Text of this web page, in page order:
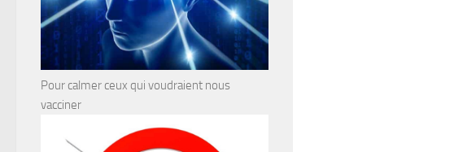
Pour calmer ceux qui voudraient nous
vacciner